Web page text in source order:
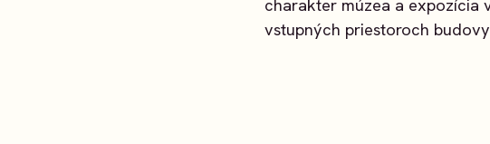
charakter múzea a expozícia
vstupných priestoroch